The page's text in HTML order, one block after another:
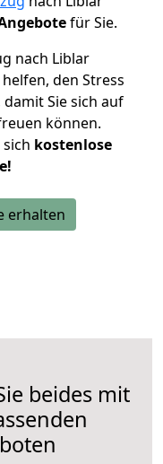
für Sie.
nach Liblar
den Stress
Sie sich auf
können.
kostenlose
erhalten
beides mit